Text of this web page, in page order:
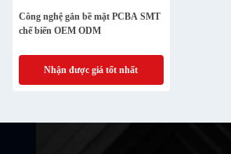
Công nghệ gắn bề mặt PCBA SMT
chế biến OEM ODM
Nhận được giá tốt nhất